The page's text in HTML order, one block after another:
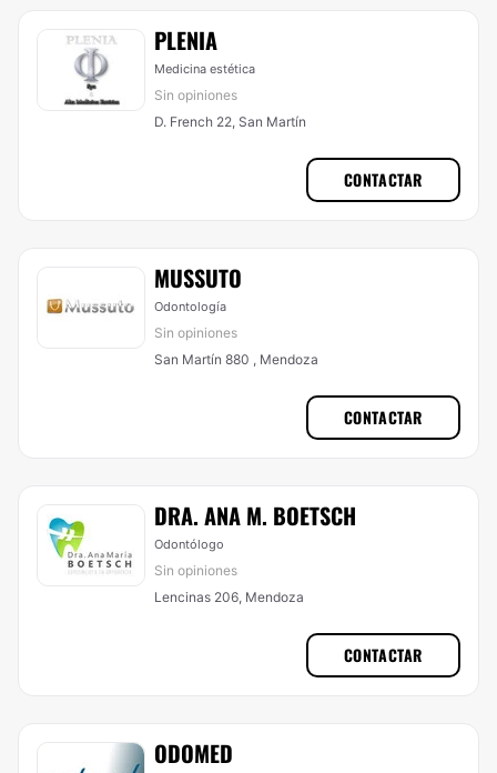
PLENIA
Medicina estética
Sin opiniones
D. French 22, San Martín
CONTACTAR
MUSSUTO
Odontología
Sin opiniones
San Martín 880 , Mendoza
CONTACTAR
DRA. ANA M. BOETSCH
Odontólogo
Sin opiniones
Lencinas 206, Mendoza
CONTACTAR
ODOMED